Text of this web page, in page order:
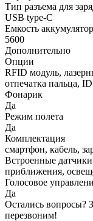
Тип разъема для
USB type-C
Емкость
5600
Дополнительно
Опции
RFID модуль,
отпечатка пальца,
Фонарик
Да
Режим полета
Да
Комплектация
смартфон, кабель,
Встроенные датчики
приближения,
Голосовое
Да
Остались вопросы?
перезвоним!